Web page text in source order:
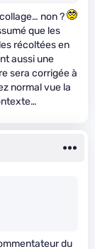
non ?
que les
récoltées en
aussi une
sera corrigée à
normal vue la
du